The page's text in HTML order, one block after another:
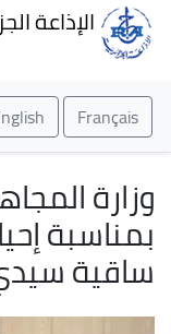
الإذاعة
Français
English
وزارة
ساقية